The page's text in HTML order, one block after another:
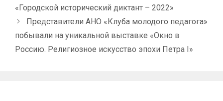
«Городской исторический диктант – 2022»
Представители АНО «Клуба молодого педагога»
побывали на уникальной выставке «Окно в
Россию. Религиозное искусство эпохи Петра I»